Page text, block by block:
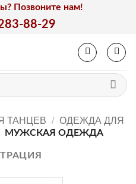
Позвоните нам!
88-29
ТАНЦЕВ / ОДЕЖДА ДЛЯ
МУЖСКАЯ ОДЕЖДА